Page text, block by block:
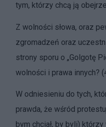
tym, którzy chcą ją
Z wolności słowa, oraz
zgromadzeń oraz
strony sporu o „Golgotę
wolności i prawa innych?
W odniesieniu do tych,
prawda, że wśród
bym chciał, by byli)